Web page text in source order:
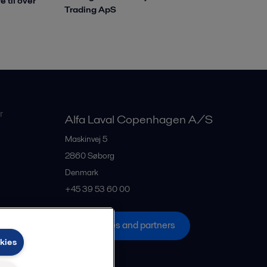
Trading ApS
Alfa Laval Copenhagen A/S
Maskinvej 5
2860Søborg
Denmark
+45 39 53 60 00
All offices and partners